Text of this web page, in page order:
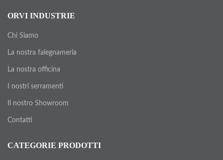
ORVI INDUSTRIE
Chi Siamo
La nostra falegnameria
La nostra officina
I nostri serramenti
Il nostro Showroom
Contatti
CATEGORIE PRODOTTI